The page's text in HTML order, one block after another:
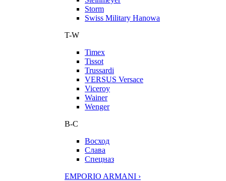
Storm
Swiss Military Hanowa
T-W
Timex
Tissot
Trussardi
VERSUS Versace
Viceroy
Wainer
Wenger
В-С
Восход
Слава
Спецназ
EMPORIO ARMANI ›